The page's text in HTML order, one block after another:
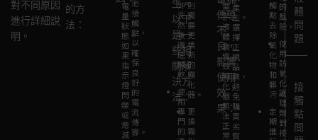
對不同原因
進行詳細說
明。
的方
法：
電
量
狀
態。
如
果
指
示
燈
閃
爍
或
熄
滅，
池
接
觸
點，
以
確
保
良
好
的
電
流
傳
導。
沖
洗，
然
後
徹
底
晾
乾。
使
用
專
門
的
則
需
要
更
換
新
的
霧
化
器。
更
換
霧
生。
以下
是一
些相
關解
決方
法：
電
子
液
體
會
導
致
霧
化
器
無
法
正
常
產
生。
選
擇
正
規
品
牌，
避
免
購
買
劣
質
傳導
不
良，
影響
使用
效
果：
觸
點，
去
除
氧
化
物
和
髒
污。
定
期
進
的
風
險。
使
用
防
氧
化
護
理
劑
對
接
體
問
題
接
觸
點
問